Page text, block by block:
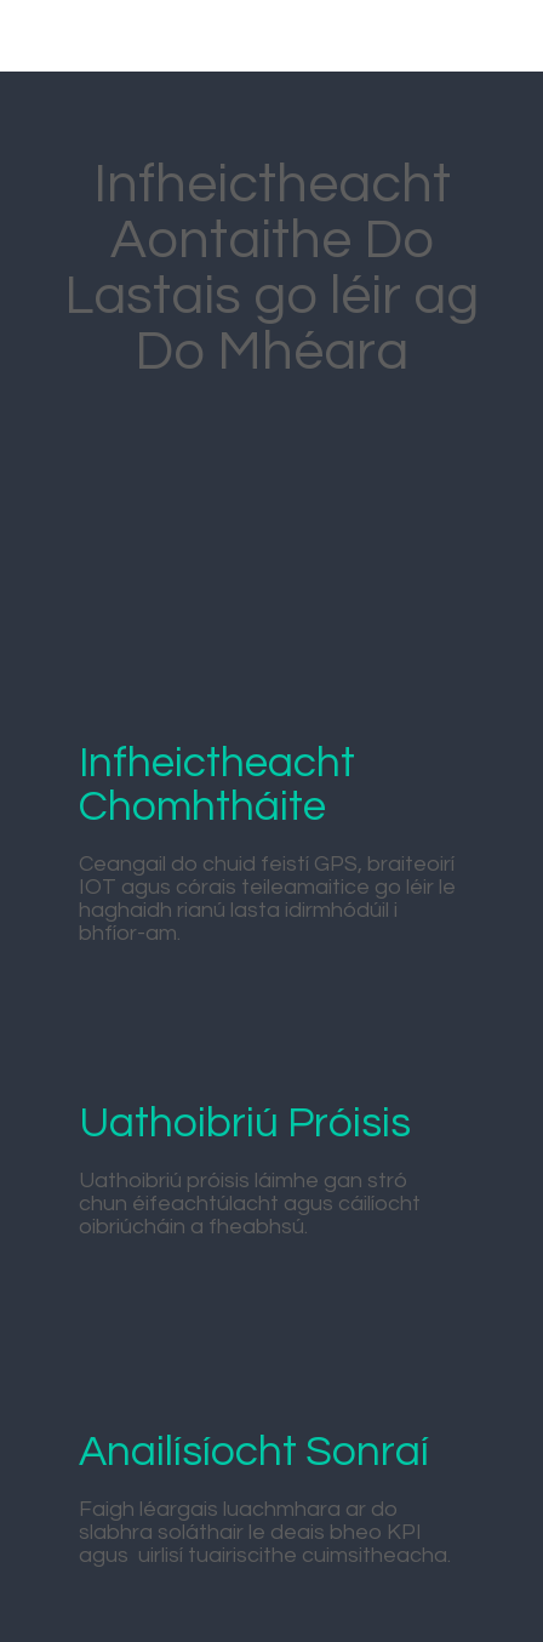
Infheictheacht
Aontaithe Do
Lastais go léir ag
Do Mhéara
Uathoibriú Próisis
Uathoibriú próisis láimhe gan stró
chun éifeachtúlacht agus cáilíocht
oibriúcháin a fheabhsú.
Anailísíocht Sonraí
Faigh léargais luachmhara ar do
slabhra soláthair le deais bheo KPI
agus uirlisí tuairiscithe cuimsitheacha.
Infheictheacht
Chomhtháite
Ceangail do chuid feistí GPS, braiteoirí
IOT agus córais teileamaitice go léir le
haghaidh rianú lasta idirmhódúil i
bhfíor-am.